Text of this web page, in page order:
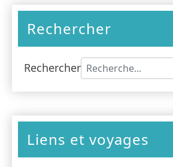
Rechercher
Rechercher
Liens et voyages